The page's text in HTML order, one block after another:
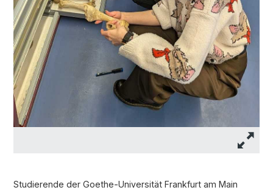
Studierende der Goethe-Universität Frankfurt am Main